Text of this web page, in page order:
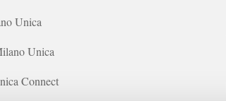
Unica
Unica
Connect